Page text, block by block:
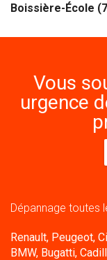
Boissière-École
Vous
urgence
Dépannage toutes
Renault, Peugeot,
BMW, Bugatti,